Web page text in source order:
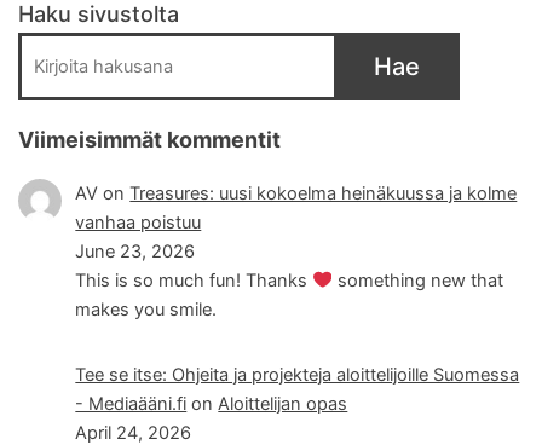
Haku sivustolta
Hae
Viimeisimmät kommentit
AV onTreasures: uusi kokoelma heinäkuussa ja kolme
vanhaa poistuu
June 23, 2026
This is so much fun! Thanks
something new that
makes you smile.
Tee se itse: Ohjeita ja projekteja aloittelijoille Suomessa
- Mediaääni.fi onAloittelijan opas
April 24, 2026